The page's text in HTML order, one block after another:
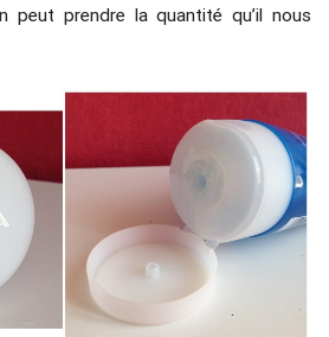
peut prendre la quantité qu’il nous